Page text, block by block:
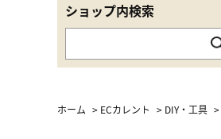
ショップ内検索
ホーム > ECカレント > DIY・工具 >